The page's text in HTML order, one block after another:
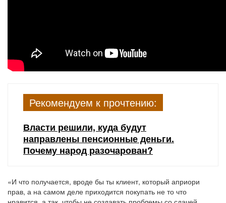
Рекомендуем к прочтению:
Власти решили, куда будут
направлены пенсионные деньги.
Почему народ разочарован?
«И что получается, вроде бы ты клиент, который априори
прав, а на самом деле приходится покупать не то что